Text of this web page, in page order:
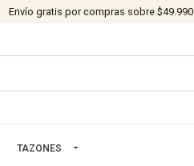
Envío gratis por compras sobre $49.990
TAZONES